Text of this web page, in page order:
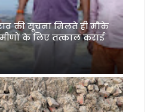
की सूचना मिलते ही मौके
के लिए तत्काल कराई